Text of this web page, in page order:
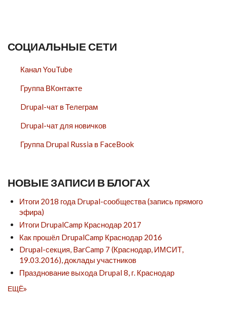
СОЦИАЛЬНЫЕ СЕТИ
Канал YouTube
Группа ВКонтакте
Drupal-чат в Телеграм
Drupal-чат для новичков
Группа Drupal Russia в FaceBook
НОВЫЕ ЗАПИСИ В БЛОГАХ
Итоги 2018 года Drupal-сообщества (запись прямого
эфира)
Итоги DrupalCamp Краснодар 2017
Как прошёл DrupalCamp Краснодар 2016
Drupal-секция, BarCamp 7 (Краснодар, ИМСИТ,
19.03.2016), доклады участников
Празднование выхода Drupal 8, г. Краснодар
ЕЩЁ